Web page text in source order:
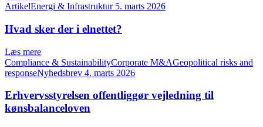
ArtikelEnergi & Infrastruktur 5. marts 2026
Hvad sker der i elnettet?
Læs mere
Compliance & SustainabilityCorporate M&AGeopolitical risks and
responseNyhedsbrev 4. marts 2026
Erhvervsstyrelsen offentliggør vejledning til
kønsbalanceloven